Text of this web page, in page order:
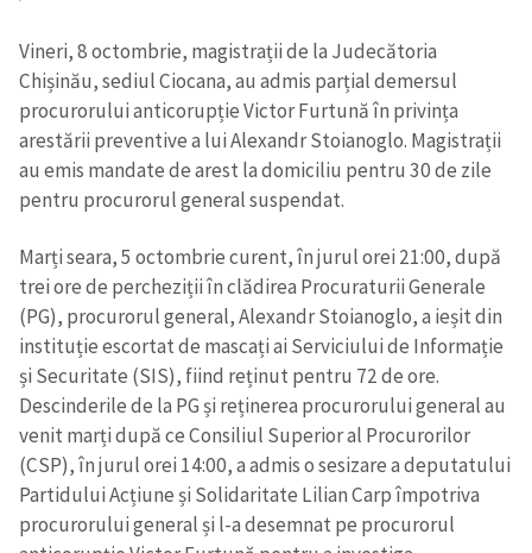
Vineri, 8 octombrie, magistrații de la Judecătoria
Chișinău, sediul Ciocana, au admis parțial demersul
procurorului anticorupție Victor Furtună în privința
arestării preventive a lui Alexandr Stoianoglo. Magistrații
au emis mandate de arest la domiciliu pentru 30 de zile
pentru procurorul general suspendat.
Marți seara, 5 octombrie curent, în jurul orei 21:00, după
trei ore de percheziții în clădirea Procuraturii Generale
(PG), procurorul general, Alexandr Stoianoglo, a ieșit din
instituție escortat de mascați ai Serviciului de Informație
și Securitate (SIS), fiind reținut pentru 72 de ore.
Descinderile de la PG și reținerea procurorului general au
venit marți după ce Consiliul Superior al Procurorilor
(CSP), în jurul orei 14:00, a admis o sesizare a deputatului
Partidului Acțiune și Solidaritate Lilian Carp împotriva
procurorului general și l-a desemnat pe procurorul
ȘTIREA MEA
Titlu știre+ Adaugă titlu
Fotografie
+ Încarcă imagine
Link media
+ Link media
Mesajul știrei
+ Mesajul știrei
CONTACT SURSĂ